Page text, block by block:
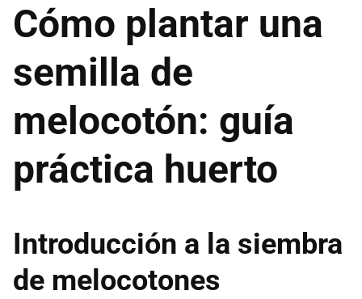
Cómo plantar una
semilla de
melocotón: guía
práctica huerto
Introducción a la siembra
de melocotones